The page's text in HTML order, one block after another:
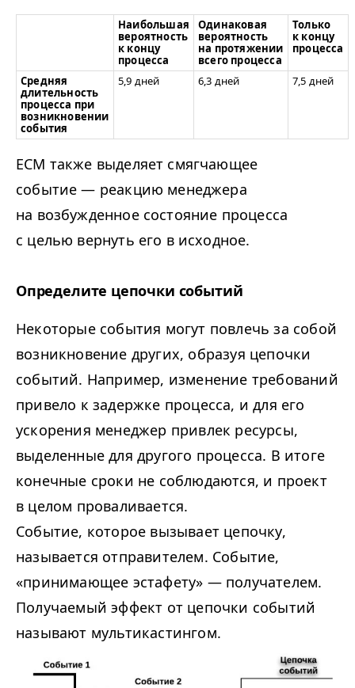
Наибольшая
вероятность
к концу
процесса
Одинаковая
вероятность
на протяжении
всего процесса
Только
к концу
процесса
Средняя
длительность
процесса при
возникновении
события
5,9 дней 6,3 дней 7,5 дней
ЕСМ также выделяет смягчающее
событие — реакцию менеджера
на возбужденное состояние процесса
с целью вернуть его в исходное.
Определите цепочки событий
Некоторые события могут повлечь за собой
возникновение других, образуя цепочки
событий. Например, изменение требований
привело к задержке процесса, и для его
ускорения менеджер привлек ресурсы,
выделенные для другого процесса. В итоге
конечные сроки не соблюдаются, и проект
в целом проваливается.
Событие, которое вызывает цепочку,
называется отправителем. Событие,
«принимающее эстафету» — получателем.
Получаемый эффект от цепочки событий
называют мультикастингом.